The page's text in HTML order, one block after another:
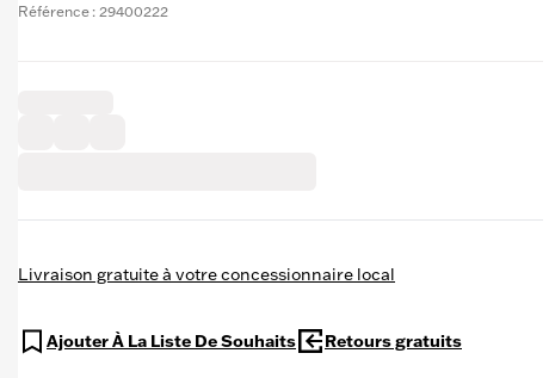
Référence : 29400222
Livraison gratuite à votre concessionnaire local
Ajouter À La Liste De Souhaits Retours gratuits